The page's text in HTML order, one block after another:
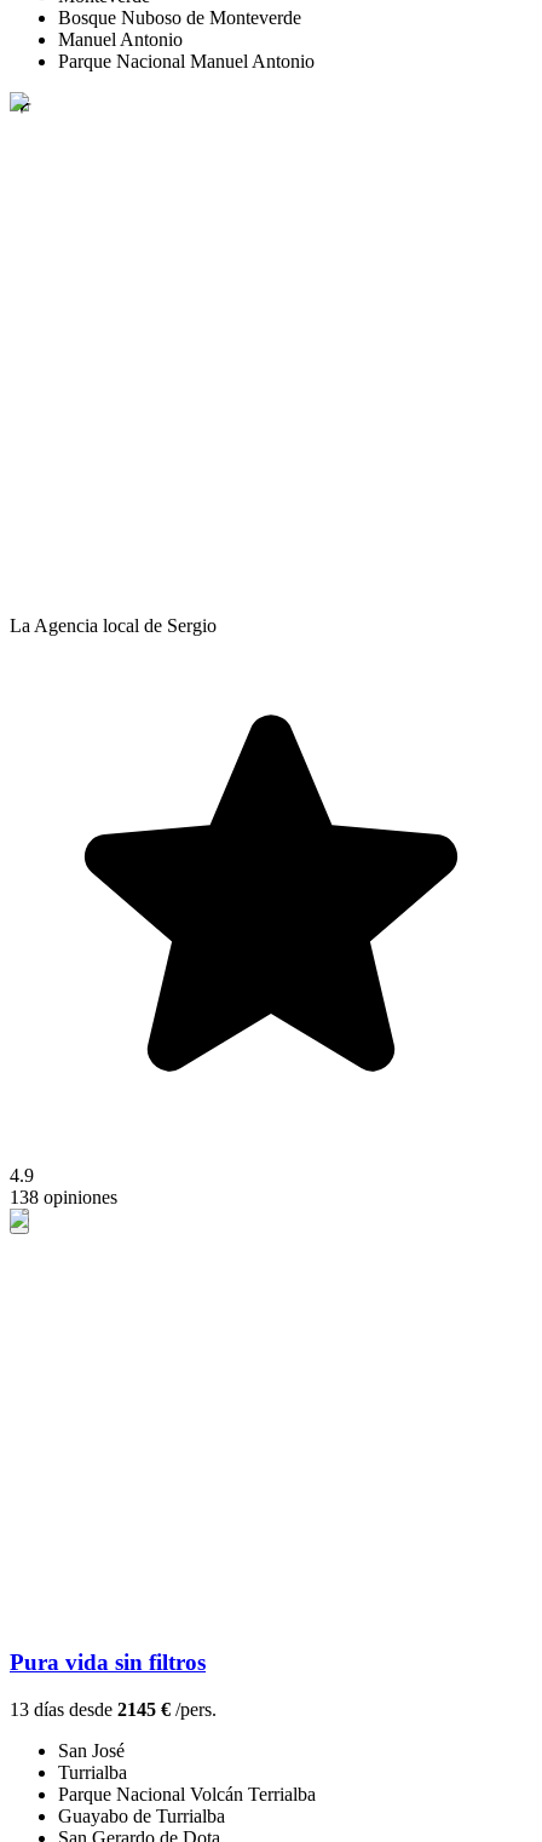
Bosque Nuboso de Monteverde
Manuel Antonio
Parque Nacional Manuel Antonio
La Agencia local de Sergio
4.9
138 opiniones
Pura vida sin filtros
13 días desde 2145 € /pers.
San José
Turrialba
Parque Nacional Volcán Terrialba
Guayabo de Turrialba
San Gerardo de Dota